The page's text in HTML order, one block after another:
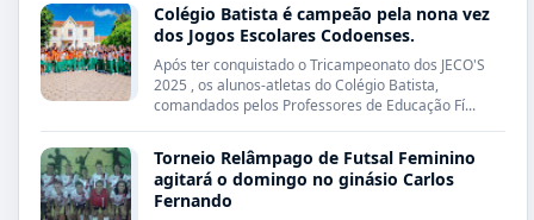
Colégio Batista é campeão pela nona vez
dos Jogos Escolares Codoenses.
Após ter conquistado o Tricampeonato dos JECO'S
2025 , os alunos-atletas do Colégio Batista,
comandados pelos Professores de Educação Fí...
Torneio Relâmpago de Futsal Feminino
agitará o domingo no ginásio Carlos
Fernando